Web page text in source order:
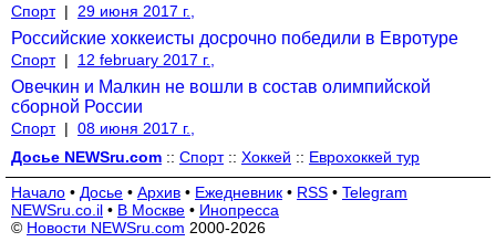
Спорт | 29 июня 2017 г.,
Российские хоккеисты досрочно победили в Евротуре
Спорт | 12 february 2017 г.,
Овечкин и Малкин не вошли в состав олимпийской
сборной России
Спорт | 08 июня 2017 г.,
Досье NEWSru.com :: Спорт:: Хоккей :: Еврохоккей тур
Начало • Досье • Архив • Ежедневник • RSS • Telegram
NEWSru.co.il • В Москве • Инопресса
© Новости NEWSru.com 2000-2026